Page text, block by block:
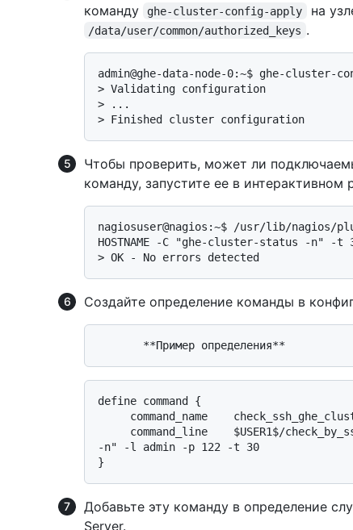
команду
ghe-cluster-config-apply на
/data/user/common/authorized_keys .
> Validating configuration
>
...
> Finished cluster configuration
Чтобы проверить, может ли
команду, запустите ее в интерактивном
nagiosuser@nagios:~$ /usr/lib/nagios/
> OK - No errors detected
Создайте определение команды в
define command {
-n" -l admin -p 122 -t 30
Добавьте эту команду в определение
Server.